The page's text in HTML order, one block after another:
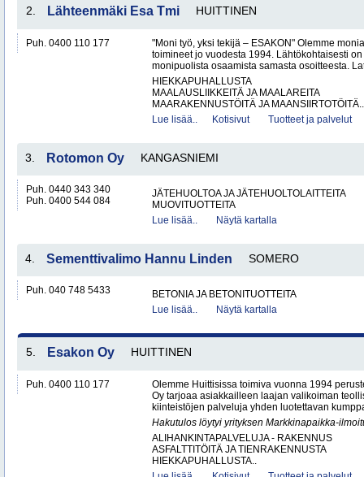
2. Lähteenmäki Esa Tmi HUITTINEN
Puh. 0400 110 177
"Moni työ, yksi tekijä – ESAKON" Olemme
toimineet jo vuodesta 1994. Lähtökohtaisesti
monipuolista osaamista samasta osoitteesta.
HIEKKAPUHALLUSTA
MAALAUSLIIKKEITÄ JA MAALAREITA
MAARAKENNUSTÖITÄ JA MAANSIIRTOTÖITÄ..
Lue lisää..
Kotisivut Tuotteet ja palvelut
3. Rotomon Oy KANGASNIEMI
Puh. 0440 343 340
Puh. 0400 544 084
JÄTEHUOLTOA JA JÄTEHUOLTOLAITTEITA
MUOVITUOTTEITA
Lue lisää..
Näytä kartalla
4. Sementtivalimo Hannu Linden SOMERO
Puh. 040 748 5433
BETONIA JA BETONITUOTTEITA
Lue lisää..
Näytä kartalla
5. Esakon Oy HUITTINEN
Puh. 0400 110 177
Olemme Huittisissa toimiva vuonna 1994
Oy tarjoaa asiakkailleen laajan valikoiman
kiinteistöjen palveluja yhden luotettavan
Hakutulos löytyi yrityksen Markkinapaikka-
ALIHANKINTAPALVELUJA - RAKENNUS
ASFALTTITÖITÄ JA TIENRAKENNUSTA
HIEKKAPUHALLUSTA..